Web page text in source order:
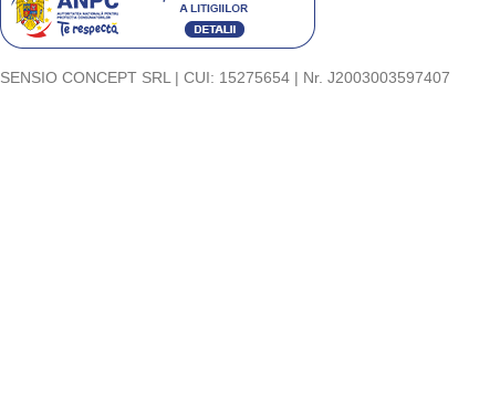
SENSIO CONCEPT SRL | CUI: 15275654 | Nr. J2003003597407